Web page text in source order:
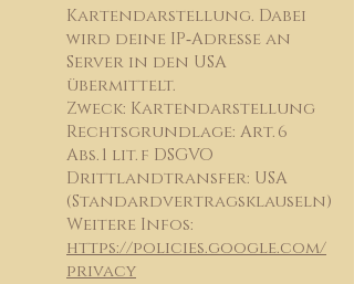
Kartendarstellung. Dabei
wird deine IP‑Adresse an
Server in den USA
übermittelt.
Zweck: Kartendarstellung
Rechtsgrundlage: Art. 6
Abs. 1 lit. f DSGVO
Drittlandtransfer: USA
(Standardvertragsklauseln)
Weitere Infos:
https://policies.google.com/
privacy